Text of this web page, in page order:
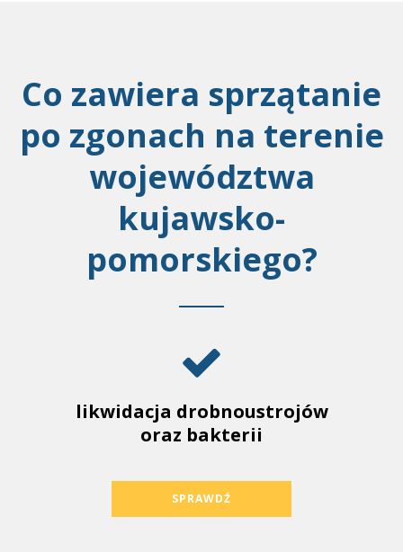
Co zawiera sprzątanie
po zgonach na terenie
województwa
kujawsko-
pomorskiego?
likwidacja drobnoustrojów
oraz bakterii
SPRAWDŹ